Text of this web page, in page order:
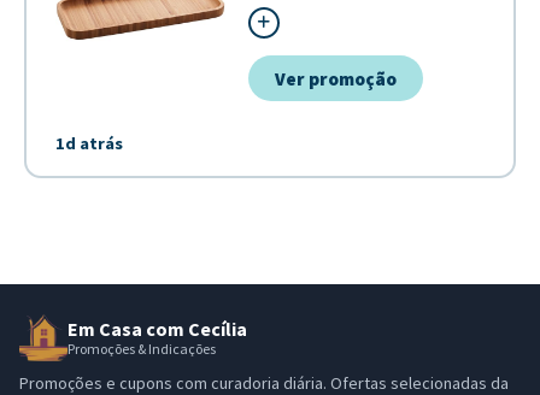
1d atrás
mesas postas e na organização de...
Ver promoção
Em Casa com Cecília
Promoções & Indicações
Promoções e cupons com curadoria diária. Ofertas selecionadas da